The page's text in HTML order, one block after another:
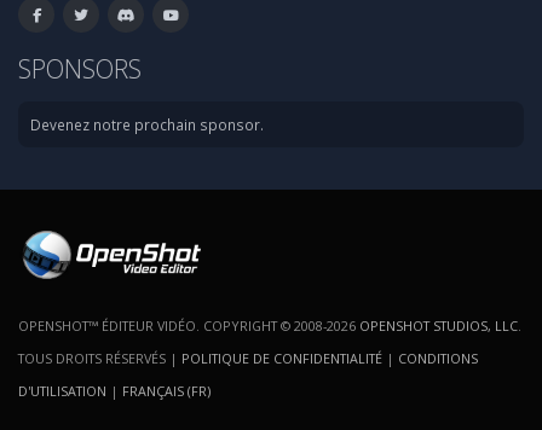
SPONSORS
Devenez notre prochain sponsor.
OPENSHOT™ ÉDITEUR VIDÉO. COPYRIGHT © 2008-2026 OPENSHOT STUDIOS, LLC
TOUS DROITS RÉSERVÉS | POLITIQUE DE CONFIDENTIALITÉ | CONDITIONS
D'UTILISATION | FRANÇAIS (FR)